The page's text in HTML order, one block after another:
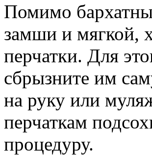
Помимо
замши и мягкой,
перчатки. Для
сбрызните им
на руку или
перчаткам
процедуру.